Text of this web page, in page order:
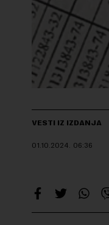
VESTI IZ IZDANJA
01.10.2024. 06:36